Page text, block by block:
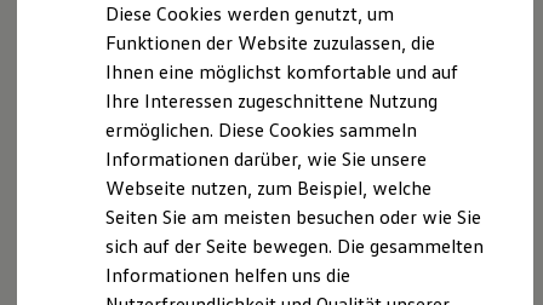
Für Privatkunden
Für Gewerbekunden
Leasing
Für Privatkunden
Für Gewerbekunden
Versicherungen & Garantien
Garantien
Kfz-Versicherung für Nutzfahrzeuge
Restschuldversicherung
Wartungsverträge
Besitzer & Service
Reparatur & Service
Sommer-Special
Reparatur, Pflege & Inspektion
Telefonnummer: 051831001
Faxnummer: 051832499
E-Mail:info@dobbratz.de
Umsatzst.-ID-Nr.: DE178233953
Registergericht: HRB 110038
Hinweis gemäß § 36
Diese Cookies werden genutzt, um
Funktionen der Website zuzulassen, die
Ihnen eine möglichst komfortable und auf
Ihre Interessen zugeschnittene Nutzung
ermöglichen. Diese Cookies sammeln
Informationen darüber, wie Sie unsere
Webseite nutzen, zum Beispiel, welche
Seiten Sie am meisten besuchen oder wie Sie
sich auf der Seite bewegen. Die gesammelten
Informationen helfen uns die